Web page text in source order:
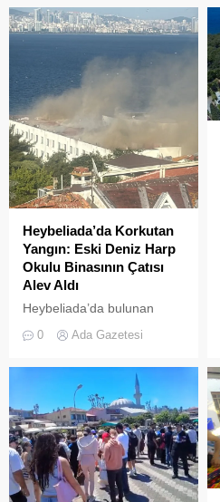
Heybeliada’da Korkutan
Yangın: Eski Deniz Harp
Okulu Binasının Çatısı
Alev Aldı
Heybeliada’da bulunan
çatısında, tamirat
çıktı. Gökyüzünü kaplayan
yoğun duman paniğe neden
olurken, itfaiye ekipleri
yangına hızla müdahale etti.
0 Ada Gazetesi